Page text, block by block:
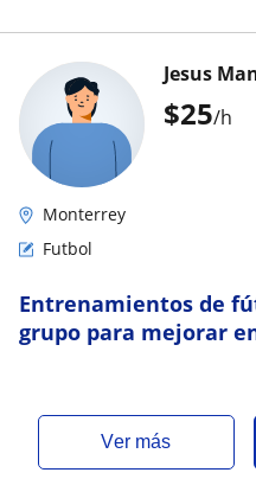
$25/h
Jesus
Monterrey
Futbol
Entrenamientos de
grupo para mejorar
ver más